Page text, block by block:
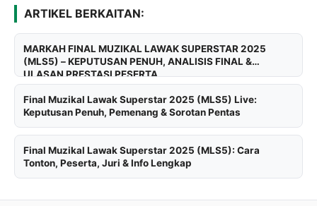
ARTIKEL BERKAITAN:
MARKAH FINAL MUZIKAL LAWAK SUPERSTAR 2025
(MLS5) – KEPUTUSAN PENUH, ANALISIS FINAL &
ULASAN PRESTASI PESERTA
Final Muzikal Lawak Superstar 2025 (MLS5) Live:
Keputusan Penuh, Pemenang & Sorotan Pentas
Final Muzikal Lawak Superstar 2025 (MLS5): Cara
Tonton, Peserta, Juri & Info Lengkap